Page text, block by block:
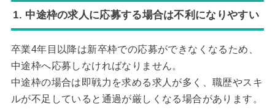
1. 中途枠の求人に応募する場合は不利になりやすい
卒業4年目以降は新卒枠での応募ができなくなるため、
中途枠へ応募しなければなりません。
中途枠の場合は即戦力を求める求人が多く、職歴やスキ
ルが不足していると通過が厳しくなる場合があります。